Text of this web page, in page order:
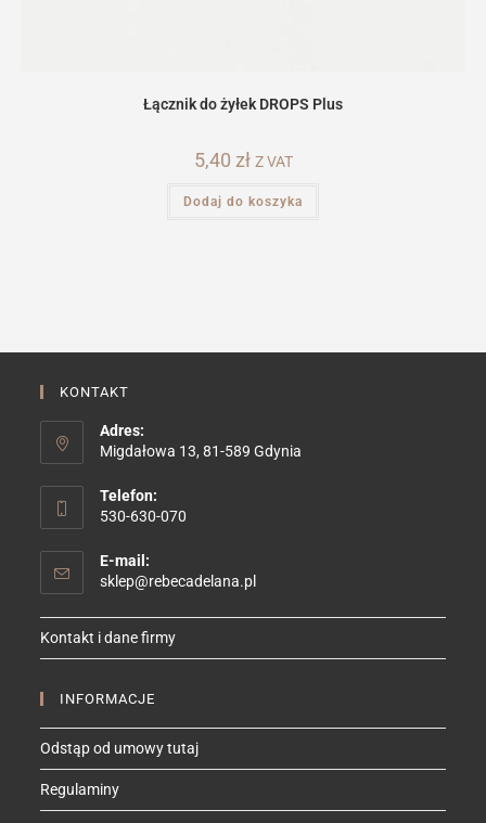
Łącznik do żyłek DROPS Plus
5,40 zł Z VAT
Dodaj do koszyka
KONTAKT
Adres:
Migdałowa 13, 81-589 Gdynia
Telefon:
530-630-070
E-mail:
sklep@rebecadelana.plOpens
your
Kontakt i dane firmy
INFORMACJE
Odstąp od umowy tutaj
Regulaminy